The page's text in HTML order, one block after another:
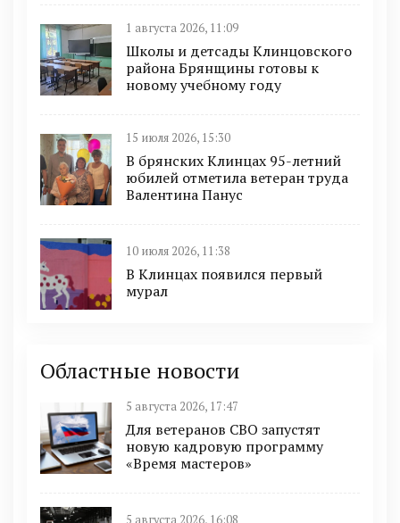
1 августа 2026, 11:09
Школы и детсады Клинцовского
района Брянщины готовы к
новому учебному году
15 июля 2026, 15:30
В брянских Клинцах 95-летний
юбилей отметила ветеран труда
Валентина Панус
10 июля 2026, 11:38
В Клинцах появился первый
мурал
Областные новости
5 августа 2026, 17:47
Для ветеранов СВО запустят
новую кадровую программу
«Время мастеров»
5 августа 2026, 16:08